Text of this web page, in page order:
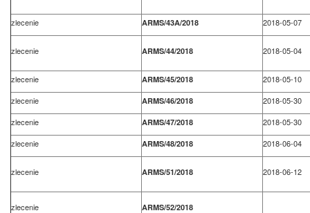
zlecenie ARMS/43A/2018 2018-05-07
zlecenie ARMS/44/2018 2018-05-04
zlecenie ARMS/45/2018
2018-05-10
zlecenie
ARMS/46/2018
2018-05-30
zlecenie
ARMS/47/2018
2018-05-30
zlecenie
ARMS/48/2018 2018-06-04
zlecenie ARMS/51/2018 2018-06-12
zlecenie ARMS/52/2018